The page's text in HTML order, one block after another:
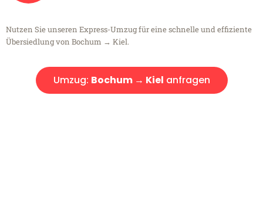
Nutzen Sie unseren Express-Umzug für eine schnelle und effiziente
Übersiedlung von Bochum → Kiel.
Umzug: Bochum → Kiel anfragen